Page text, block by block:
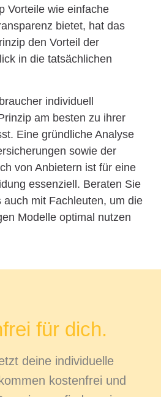
Vorteile wie einfache
bietet, hat das
den Vorteil der
in die tatsächlichen
individuell
am besten zu ihrer
Eine gründliche Analyse
sowie der
von Anbietern ist für eine
essenziell. Beraten Sie
mit Fachleuten, um die
Modelle optimal nutzen
für dich.
deine individuelle
kostenfrei und